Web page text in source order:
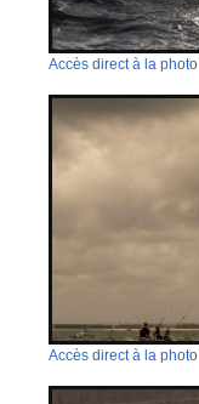
Accès direct à la photo
Accès direct à la photo